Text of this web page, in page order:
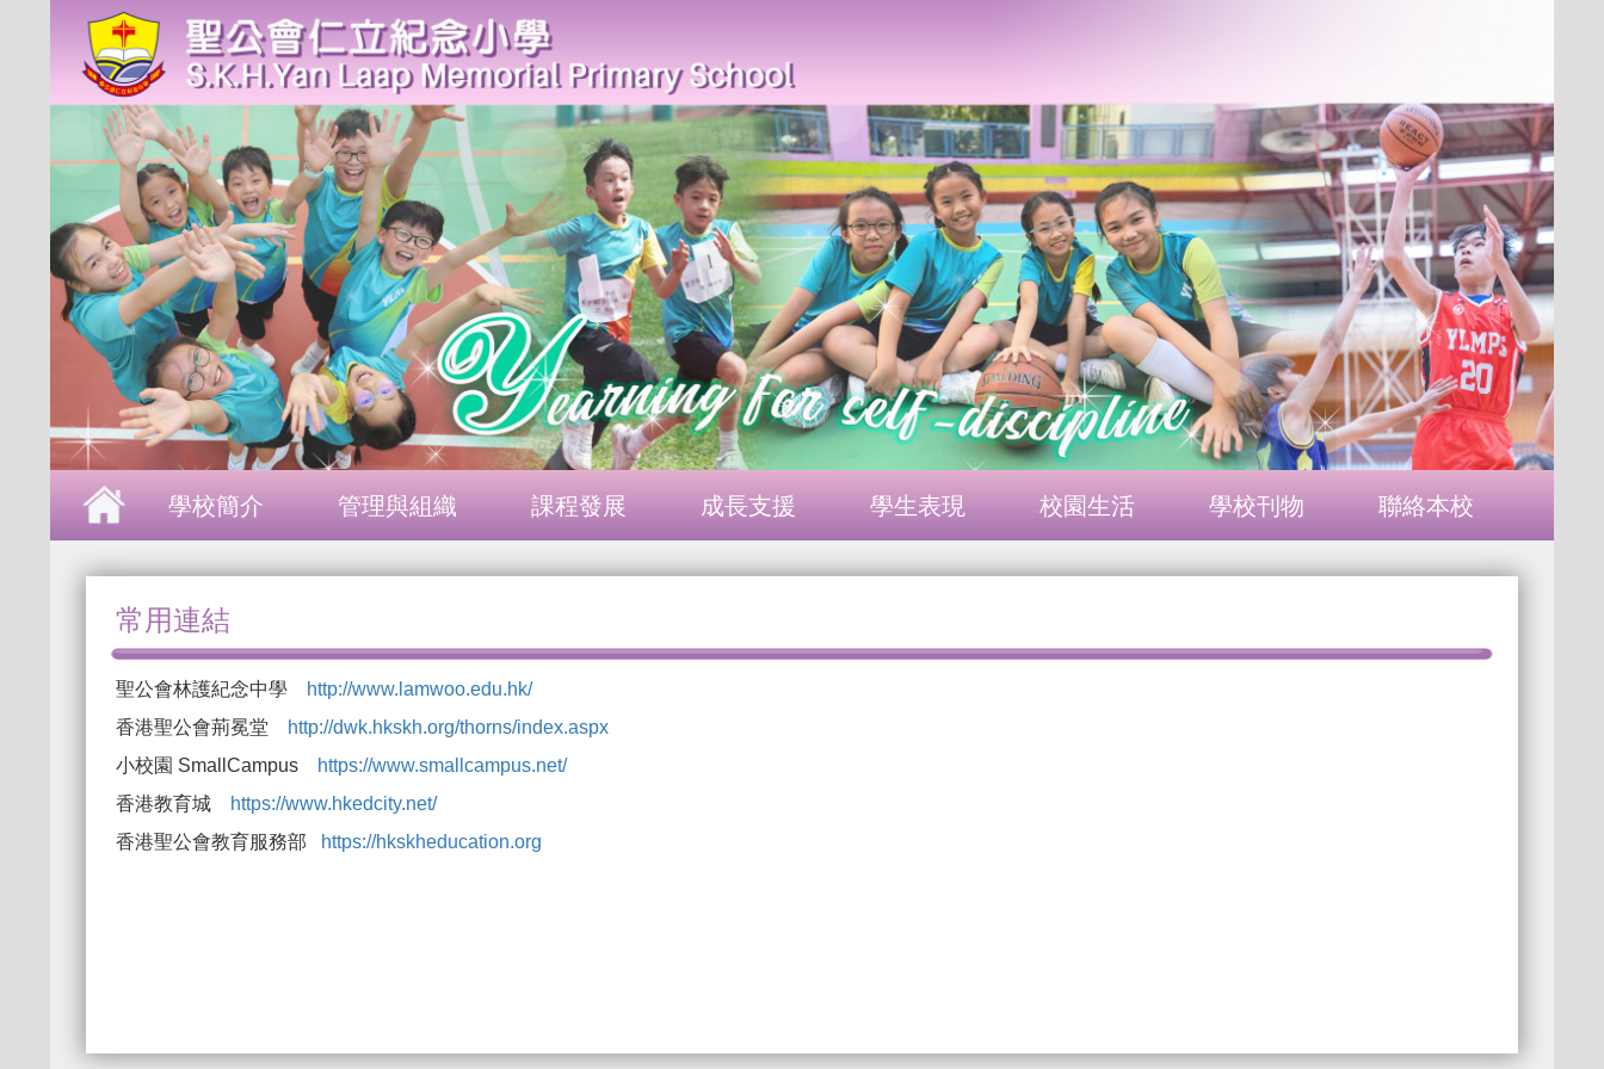
首頁
學校簡介
管理與組織
成長支援
學生表現
校園生活
學校刊物
聯絡本校
學校簡介 管理與組織 課程發展 成長支援 學生表現 校園生活 學校刊物 聯絡本校
常用連結
聖公會林護紀念中學
http://www.lamwoo.edu.hk/
香港聖公會荊冕堂
http://dwk.hkskh.org/thorns/index.aspx
小校園 SmallCampus
https://www.smallcampus.net/
香港教育城
https://www.hkedcity.net/
香港聖公會教育服務部
https://hkskheducation.org